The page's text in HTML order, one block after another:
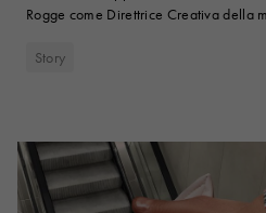
Rogge come Direttrice Creativa della
Story